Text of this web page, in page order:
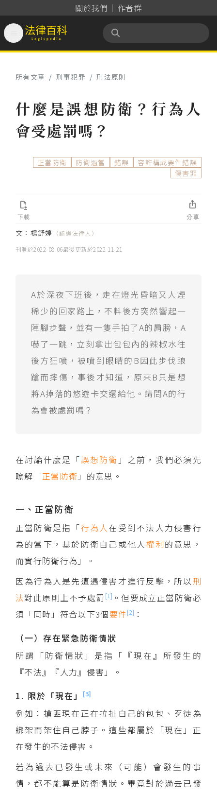
關於我們 作者群
法律百科 Legispedia
所有文章 / 刑事犯罪 / 刑法原則
什麼是誤想防衛？行為人
會受處罰嗎？
正當防衛 防衛過當 錯誤
容許構成要件錯誤
傷害罪
文： 楊舒婷
（認證法律人）
刊登於2022-08-06最後更新於2022-11-21
A於深夜下班後，走在燈光昏暗又人煙
稀少的回家路上，不料後方突然響起一
陣腳步聲，並有一隻手拍了A的肩膀，A
嚇了一跳，立刻拿出包包內的辣椒水往
後方狂噴，被噴到眼睛的B因此步伐踉
蹌而摔傷，事後才知道，原來B只是想
將A掉落的悠遊卡交還給他。請問A的行
為會被處罰嗎？
在討論什麼是「誤想防衛 」之前，我們必須先
瞭解「正當防衛 」的意思。
一、正當防衛
正當防衛是指「行為人 在受到不法人力侵害行
為的當下，基於防衛自己或他人 權利的意思，
而實行防衛行為」。
因為行為人是先遭遇侵害才進行反擊，所以 刑
法對此原則上不予處罰 [1] 。但要成立正當防衛必
須「同時」符合以下3個要件[2] ：
（一）存在緊急防衛情狀
所謂「防衛情狀」是指「『現在』所發生的
『不法』『人力』侵害」。
1. 限於「現在」
[3]
例如：搶匪現在正在拉扯自己的包包、歹徒為
綁架而架住自己脖子。這些都屬於「現在」正
在發生的不法侵害。
若為過去已發生或未來（可能）會發生的事
情，都不能算是防衛情狀。畢竟對於過去已發
下載

分享
